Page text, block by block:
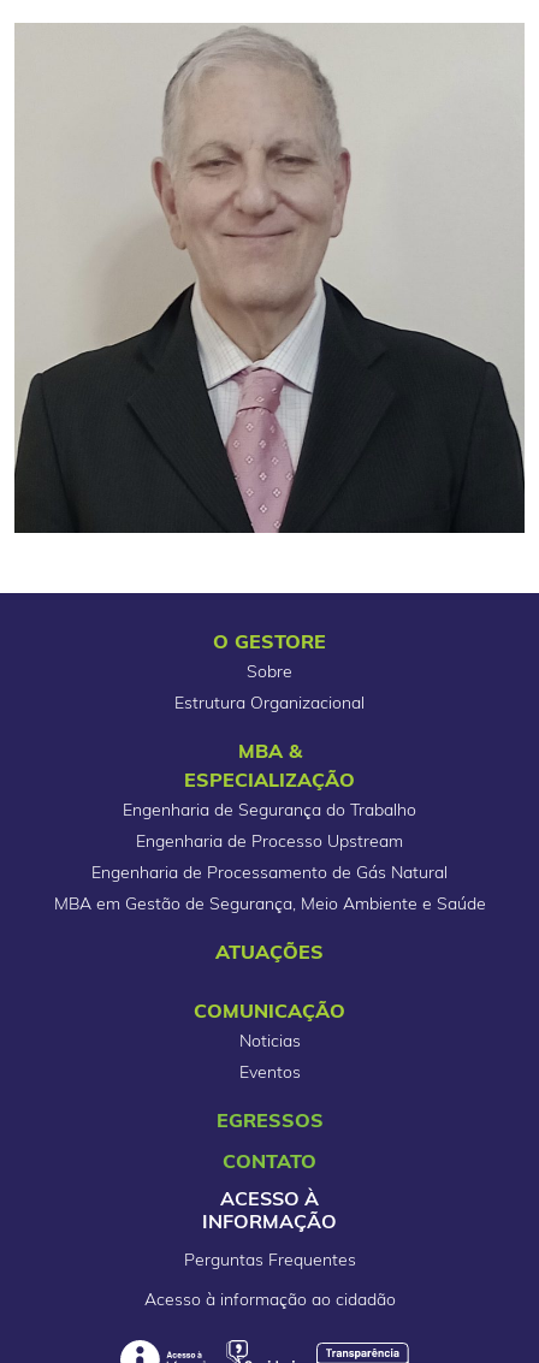
O GESTORE
Sobre
Estrutura Organizacional
MBA &
ESPECIALIZAÇÃO
Engenharia de Segurança do Trabalho
Engenharia de Processo Upstream
Engenharia de Processamento de Gás Natural
MBA em Gestão de Segurança, Meio Ambiente e Saúde
ATUAÇÕES
COMUNICAÇÃO
Noticias
Eventos
EGRESSOS
CONTATO
ACESSO À
INFORMAÇÃO
Perguntas Frequentes
Acesso à informação ao cidadão